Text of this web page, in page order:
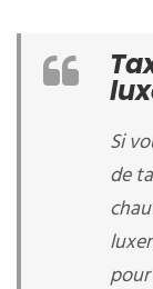
Si
de